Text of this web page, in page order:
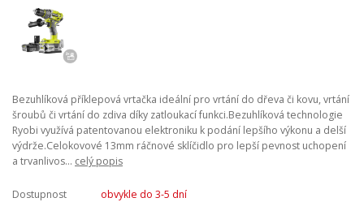
Bezuhlíková příklepová vrtačka ideální pro vrtání do dřeva či kovu, vrtání
šroubů či vrtání do zdiva díky zatloukací funkci.Bezuhlíková technologie
Ryobi využívá patentovanou elektroniku k podání lepšího výkonu a delší
výdrže.Celokovové 13mm ráčnové sklíčidlo pro lepší pevnost uchopení
a trvanlivos... celý popis
Dostupnost obvykle do 3-5 dní